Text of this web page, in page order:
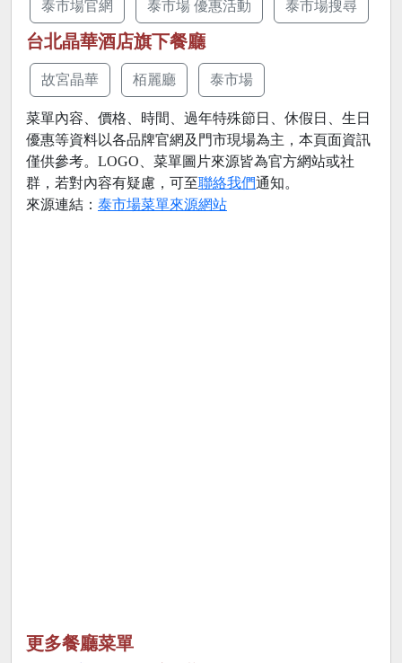
泰市場官網 泰市場 優惠活動 泰市場搜尋
台北晶華酒店旗下餐廳
故宮晶華 栢麗廳 泰市場
菜單內容、價格、時間、過年特殊節日、休假日、生日
優惠等資料以各品牌官網及門市現場為主，本頁面資訊
僅供參考。LOGO、菜單圖片來源皆為官方網站或社
群，若對內容有疑慮，可至聯絡我們通知。
來源連結： 泰市場菜單來源網站
更多餐廳菜單